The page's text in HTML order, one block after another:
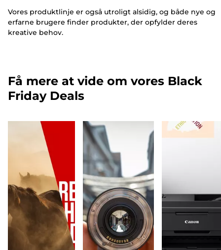
Vores produktlinje er også utroligt alsidig, og både nye og
erfarne brugere finder produkter, der opfylder deres
kreative behov.
Få mere at vide om vores Black
Friday Deals